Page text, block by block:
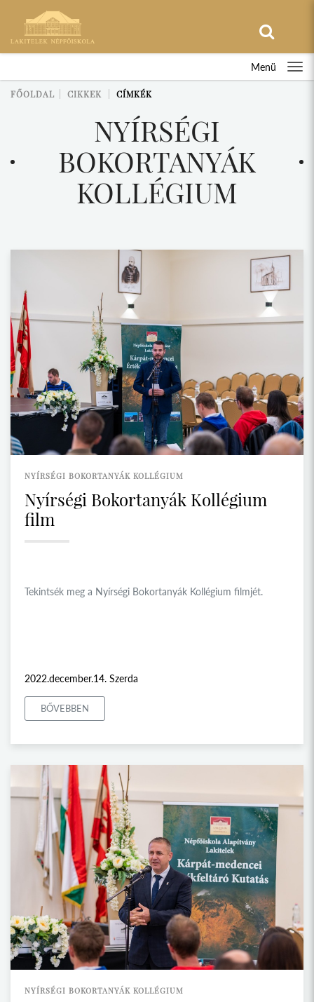
Menü
FŐOLDAL CIKKEK CÍMKÉK
NYÍRSÉGI
BOKORTANYÁK
KOLLÉGIUM
NYÍRSÉGI BOKORTANYÁK KOLLÉGIUM
Nyírségi Bokortanyák Kollégium
film
Tekintsék meg a Nyírségi Bokortanyák Kollégium filmjét.
2022.december.14. Szerda
BŐVEBBEN
NYÍRSÉGI BOKORTANYÁK KOLLÉGIUM